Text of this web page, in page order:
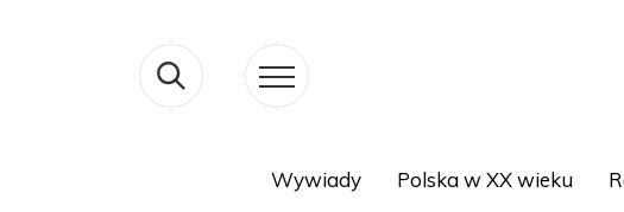
Wywiady Polska w XX wieku